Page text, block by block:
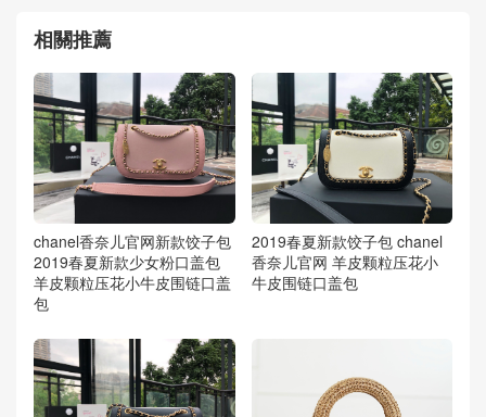
相關推薦
chanel香奈儿官网新款饺子包
2019春夏新款少女粉口盖包
羊皮颗粒压花小牛皮围链口盖
包
2019春夏新款饺子包 chanel
香奈儿官网 羊皮颗粒压花小
牛皮围链口盖包